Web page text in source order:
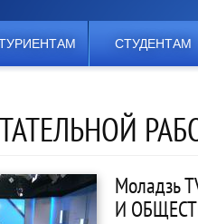
СТУДЕНТАМ
Моладзь
И